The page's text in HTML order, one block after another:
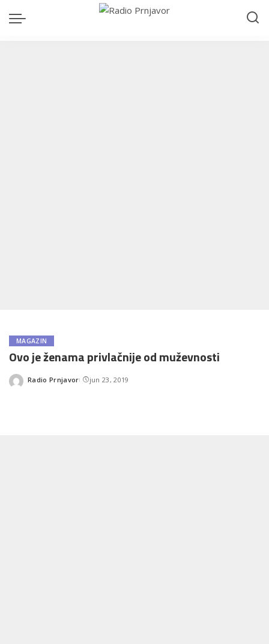
MAGAZIN
Ovo je ženama privlačnije od muževnosti
Posted
Radio Prnjavor jun 23, 2019